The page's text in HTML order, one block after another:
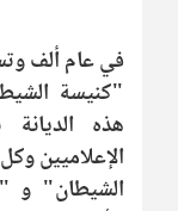
في عام ألف
"كنيسة
هذه
الإعلاميين
الشيطان" و